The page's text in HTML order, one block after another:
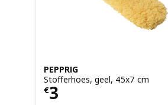
PEPPRIG
Stofferhoes, geel, 45x7 cm
€3
Prijs € 3